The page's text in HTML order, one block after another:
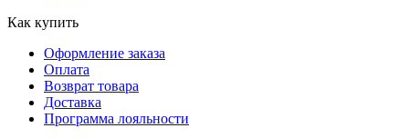
Как купить
Оформление заказа
Оплата
Возврат товара
Доставка
Программа лояльности